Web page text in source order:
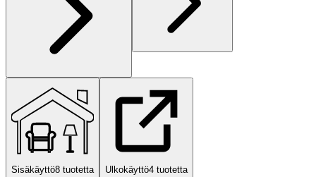
Sisäkäyttö8 tuotetta Ulkokäyttö4 tuotetta